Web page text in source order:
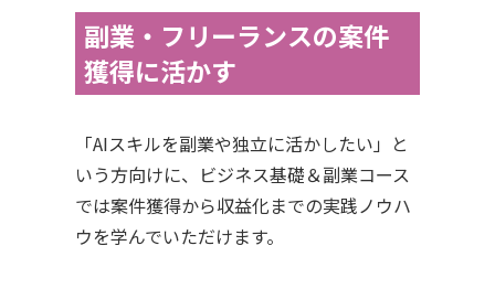
副業・フリーランスの案件
獲得に活かす
「AIスキルを副業や独立に活かしたい」と
いう方向けに、ビジネス基礎＆副業コース
では案件獲得から収益化までの実践ノウハ
ウを学んでいただけます。